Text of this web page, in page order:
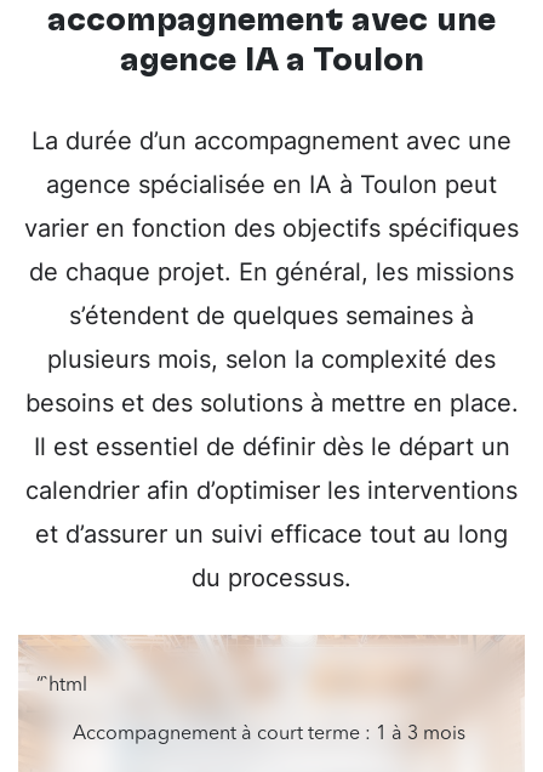
accompagnement avec une
agence IA à Toulon
La durée d’un accompagnement avec une
agence spécialisée en IA à Toulon peut
varier en fonction des objectifs spécifiques
de chaque projet. En général, les missions
s’étendent de quelques semaines à
plusieurs mois, selon la complexité des
besoins et des solutions à mettre en place.
Il est essentiel de définir dès le départ un
calendrier afin d’optimiser les interventions
et d’assurer un suivi efficace tout au long
du processus.
“`html
Accompagnement à court terme : 1 à 3 mois